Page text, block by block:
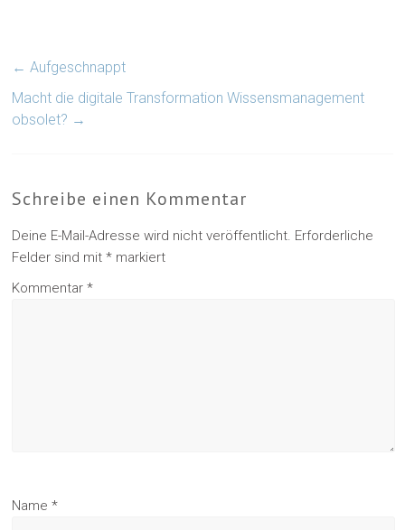
← Aufgeschnappt
Macht die digitale Transformation Wissensmanagement
obsolet? →
Schreibe einen Kommentar
Deine E-Mail-Adresse wird nicht veröffentlicht. Erforderliche
Felder sind mit* markiert
Kommentar*
Name*